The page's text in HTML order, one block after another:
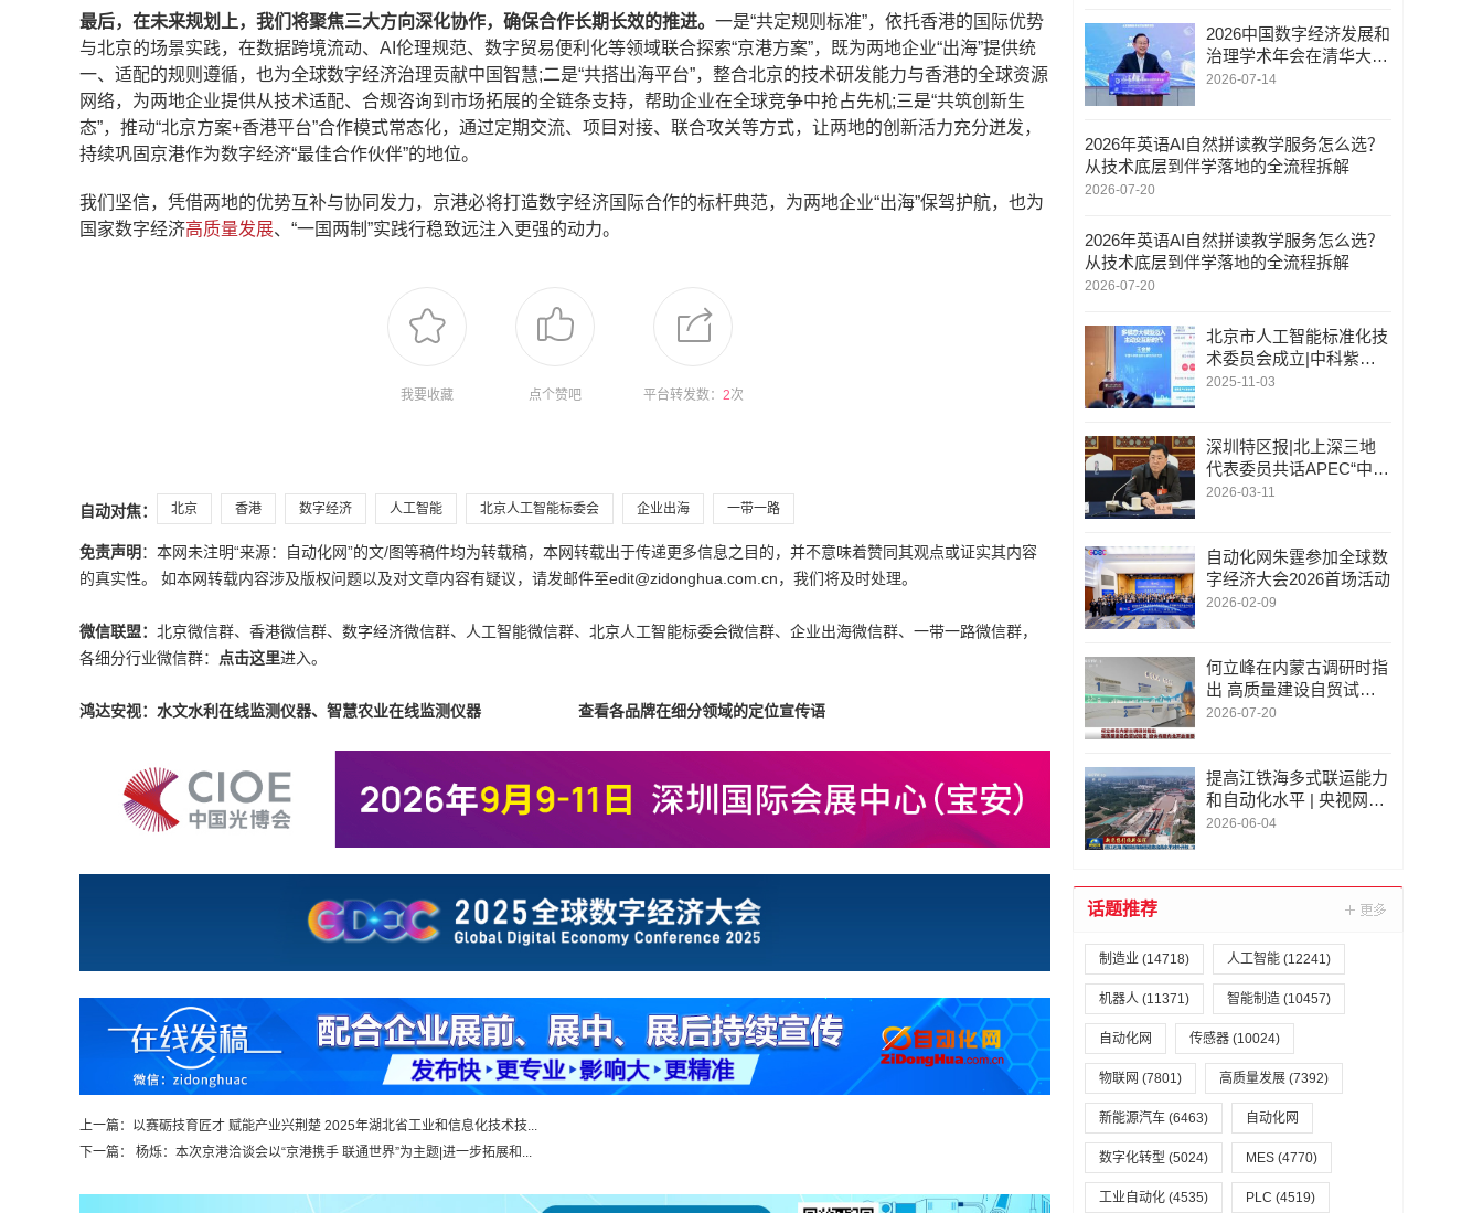
最后，在未来规划上，我们将聚焦三大方向深化协作，确保合作长期长效的推进。 一是“共定规则标准”，依托香港的国际优势
与北京的场景实践，在数据跨境流动、AI伦理规范、数字贸易便利化等领域联合探索“京港方案”，既为两地企业“出海”提供统
一、适配的规则遵循，也为全球数字经济治理贡献中国智慧;二是“共搭出海平台”，整合北京的技术研发能力与香港的全球资源
网络，为两地企业提供从技术适配、合规咨询到市场拓展的全链条支持，帮助企业在全球竞争中抢占先机;三是“共筑创新生
态”，推动“北京方案+香港平台”合作模式常态化，通过定期交流、项目对接、联合攻关等方式，让两地的创新活力充分迸发，
持续巩固京港作为数字经济“最佳合作伙伴”的地位。
我们坚信，凭借两地的优势互补与协同发力，京港必将打造数字经济国际合作的标杆典范，为两地企业“出海”保驾护航，也为
国家数字经济高质量发展、“一国两制”实践行稳致远注入更强的动力。
我要收藏 点个赞吧 平台转发数： 2次
自动对焦： 北京 香港 数字经济 人工智能 北京人工智能标委会 企业出海 一带一路
免责声明 ：本网未注明“来源：自动化网”的文/图等稿件均为转载稿，本网转载出于传递更多信息之目的，并不意味着赞同其观点或证实其内容
的真实性。 如本网转载内容涉及版权问题以及对文章内容有疑议，请发邮件至edit@zidonghua.com.cn，我们将及时处理。
微信联盟： 北京微信群、香港微信群、数字经济微信群、人工智能微信群、北京人工智能标委会微信群、企业出海微信群、一带一路微信群，
各细分行业微信群：
点击这里进入。
鸿达安视：水文水利在线监测仪器、智慧农业在线监测仪器 查看各品牌在细分领域的定位宣传语
上一篇： 以赛砺技育匠才 赋能产业兴荆楚 2025年湖北省工业和信息化技术技...
下一篇： 杨烁：本次京港洽谈会以“京港携手 联通世界”为主题|进一步拓展和...
2026中国数字经济发展和
治理学术年会在清华大学
举行
2026-07-14
2026年英语AI自然拼读教学服务怎么选？
从技术底层到伴学落地的全流程拆解
2026-07-20
2026年英语AI自然拼读教学服务怎么选？
从技术底层到伴学落地的全流程拆解
2026-07-20
北京市人工智能标准化技
术委员会成立|中科紫东
太初董事长王金桥担任标
2025-11-03
深圳特区报|北上深三地
代表委员共话APEC“中国
年”深圳之约|陈志列：乘
2026-03-11
自动化网朱霆参加全球数
字经济大会2026首场活动
2026-02-09
何立峰在内蒙古调研时指
出 高质量建设自贸试验
区 加快构建向北开放重
2026-07-20
提高江铁海多式联运能力
和自动化水平 | 央视网新
闻联播 | 新思想引领新征
2026-06-04
话题推荐
制造业 (14718) 人工智能 (12241)
机器人 (11371) 智能制造 (10457)
自动化网 传感器 (10024)
物联网 (7801) 高质量发展 (7392)
新能源汽车 (6463) 自动化网
数字化转型 (5024) MES (4770)
工业自动化 (4535) PLC (4519)